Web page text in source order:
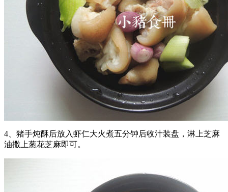
4、猪手炖酥后放入虾仁大火煮五分钟后收汁装盘，淋上芝麻
油撒上葱花芝麻即可。